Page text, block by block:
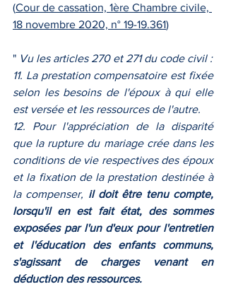
(Cour de cassation, 1ère Chambre civile,
18 novembre 2020, n° 19-19.361)
" Vu les articles 270 et 271 du code civil :
11. La prestation compensatoire est fixée
selon les besoins de l'époux à qui elle
est versée et les ressources de l'autre.
12. Pour l'appréciation de la disparité
que la rupture du mariage crée dans les
conditions de vie respectives des époux
et la fixation de la prestation destinée à
la compenser, il doit être tenu compte,
lorsqu'il en est fait état, des sommes
exposées par l'un d'eux pour l'entretien
et l'éducation des enfants communs,
s'agissant de charges venant en
déduction des ressources.